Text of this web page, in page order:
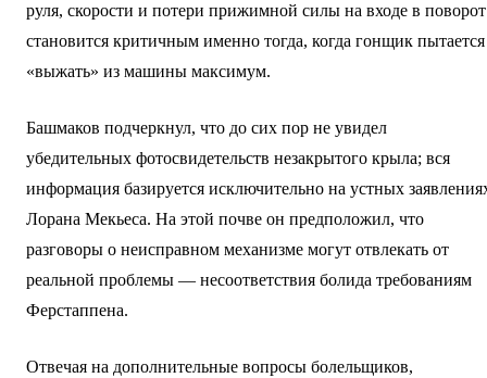
руля, скорости и потери прижимной силы на входе в поворот
становится критичным именно тогда, когда гонщик пытается
«выжать» из машины максимум.
Башмаков подчеркнул, что до сих пор не увидел
убедительных фотосвидетельств незакрытого крыла; вся
информация базируется исключительно на устных
Лорана Мекьеса. На этой почве он предположил, что
разговоры о неисправном механизме могут отвлекать от
реальной проблемы — несоответствия болида требованиям
Ферстаппена.
Отвечая на дополнительные вопросы болельщиков,